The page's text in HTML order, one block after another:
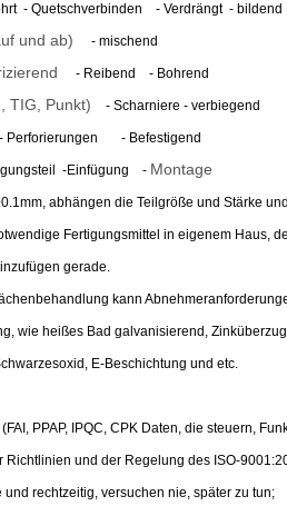
- Quetschverbinden - Verdrängt - bildend
und ab) - mischend
- Reibend - Bohrend
TIG, Punkt) - Scharniere - verbiegend
- Perforierungen - Befestigend
-Einfügung - Montage
abhängen die Teilgröße und Stärke
Fertigungsmittel in eigenem Haus,
gerade.
kann
wie heißes Bad galvanisierend,
E-Beschichtung und etc.
PPAP, IPQC, CPK Daten, die steuern,
Richtlinien und der Regelung des ISO-
rechtzeitig, versuchen nie, später zu tun;